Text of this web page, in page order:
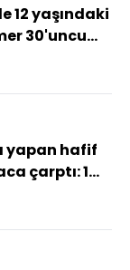
12 yaşındaki
30'uncu
yapan hafif
çarptı: 1